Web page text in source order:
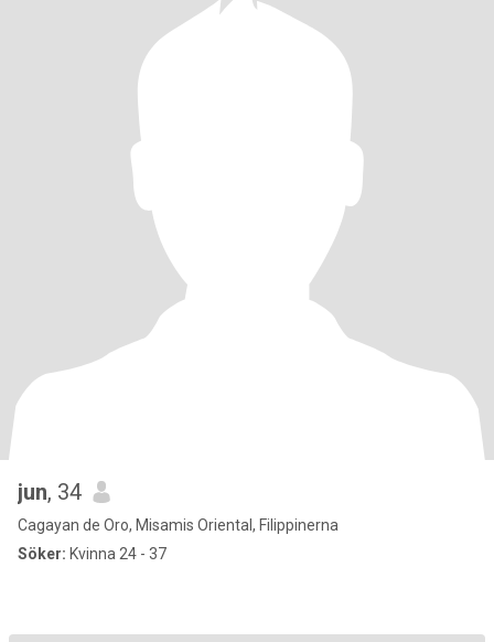
jun, 34
Cagayan de Oro, Misamis Oriental, Filippinerna
Söker: Kvinna 24 - 37